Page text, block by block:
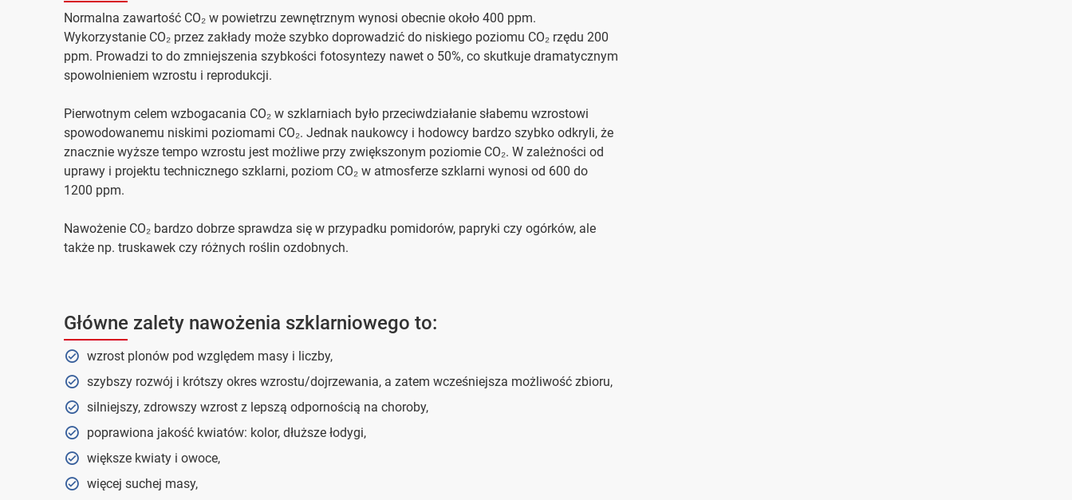
Normalna zawartość CO₂ w powietrzu zewnętrznym wynosi obecnie około 400 ppm.
Wykorzystanie CO₂ przez zakłady może szybko doprowadzić do niskiego poziomu CO₂ rzędu 200
ppm. Prowadzi to do zmniejszenia szybkości fotosyntezy nawet o 50%, co skutkuje dramatycznym
spowolnieniem wzrostu i reprodukcji.
Pierwotnym celem wzbogacania CO₂ w szklarniach było przeciwdziałanie słabemu wzrostowi
spowodowanemu niskimi poziomami CO₂. Jednak naukowcy i hodowcy bardzo szybko odkryli, że
znacznie wyższe tempo wzrostu jest możliwe przy zwiększonym poziomie CO₂. W zależności od
uprawy i projektu technicznego szklarni, poziom CO₂ w atmosferze szklarni wynosi od 600 do
1200 ppm.
Nawożenie CO₂ bardzo dobrze sprawdza się w przypadku pomidorów, papryki czy ogórków, ale
także np. truskawek czy różnych roślin ozdobnych.
Główne zalety nawożenia szklarniowego to:
wzrost plonów pod względem masy i liczby,
szybszy rozwój i krótszy okres wzrostu/dojrzewania, a zatem wcześniejsza możliwość zbioru,
silniejszy, zdrowszy wzrost z lepszą odpornością na choroby,
poprawiona jakość kwiatów: kolor, dłuższe łodygi,
większe kwiaty i owoce,
więcej suchej masy,